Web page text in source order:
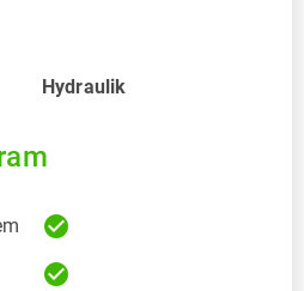
Hydraulik
check_circle
check_circle